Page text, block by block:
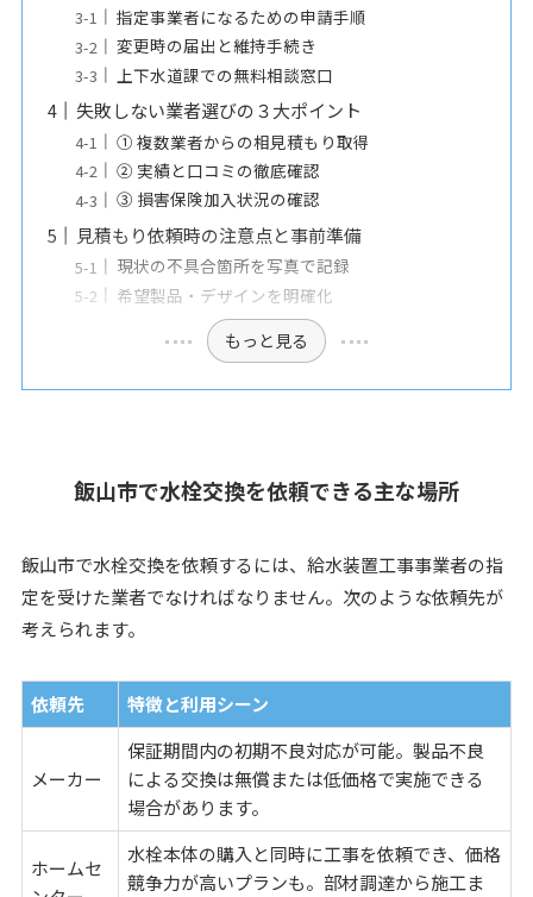
指定事業者になるための申請手順
変更時の届出と維持手続き
上下水道課での無料相談窓口
失敗しない業者選びの３大ポイント
① 複数業者からの相見積もり取得
② 実績と口コミの徹底確認
③ 損害保険加入状況の確認
見積もり依頼時の注意点と事前準備
現状の不具合箇所を写真で記録
希望製品・デザインを明確化
もっと見る
飯山市で水栓交換を依頼できる主な場所
飯山市で水栓交換を依頼するには、給水装置工事事業者の指
定を受けた業者でなければなりません。次のような依頼先が
考えられます。
依頼先 特徴と利用シーン
メーカー
保証期間内の初期不良対応が可能。製品不良
による交換は無償または低価格で実施できる
場合があります。
ホームセ
水栓本体の購入と同時に工事を依頼でき、価格
競争力が高いプランも。部材調達から施工ま